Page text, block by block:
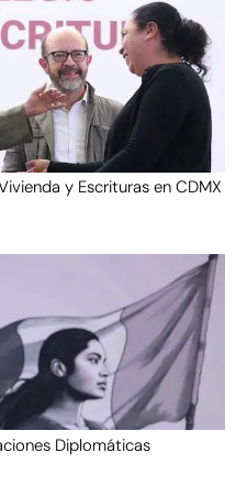
y Escrituras en CDMX
Diplomáticas